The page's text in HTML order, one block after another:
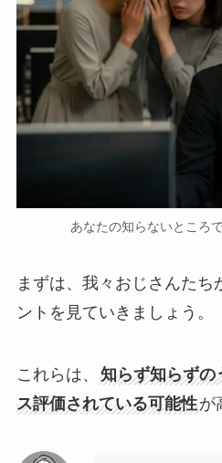
あなたの知らないところ
まずは、我々おじさんたち
ントを見ていきましょう。
これらは、 知らず知らずの
ス評価されている可能性が